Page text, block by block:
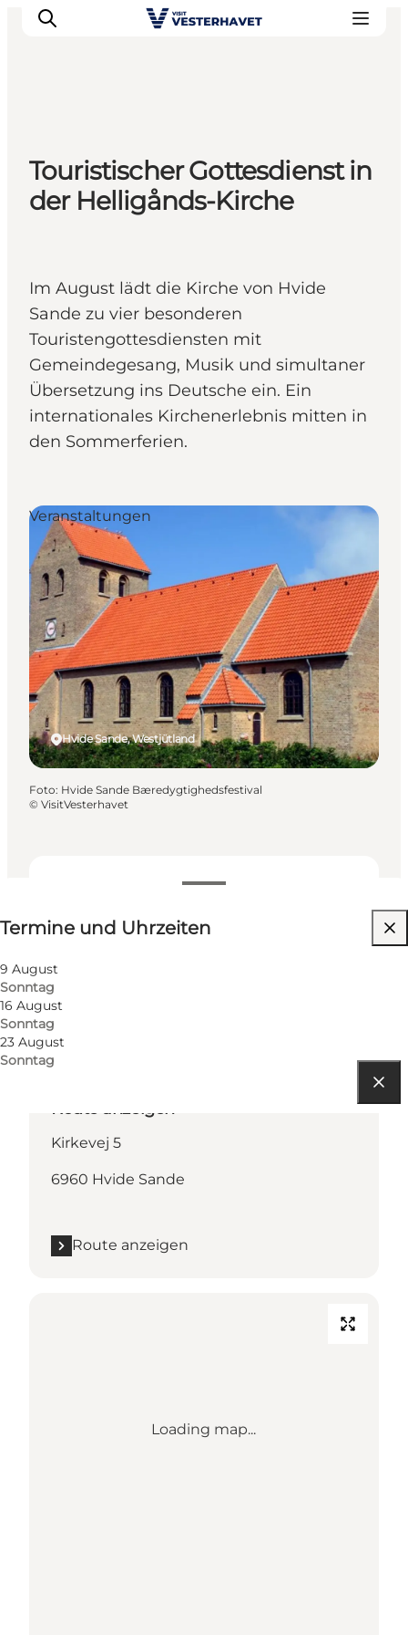
Events
Erlebnisse
Unsere Städte
Plane deine Reise
Touristischer Gottesdienst in
der Helligånds-Kirche
Im August lädt die Kirche von Hvide
Sande zu vier besonderen
Touristengottesdiensten mit
Gemeindegesang, Musik und simultaner
Übersetzung ins Deutsche ein. Ein
internationales Kirchenerlebnis mitten in
den Sommerferien.
Termine und Uhrzeiten
Termine und Uhrzeiten
9 August
Sonntag
16 August
Sonntag
23 August
Sonntag
Hvide Sande, Westjütland
Veranstaltungen
Foto: Hvide Sande Bæredygtighedsfestival
© VisitVesterhavet
Route anzeigen
Kirkevej 5
6960 Hvide Sande
Route anzeigen
Loading map...